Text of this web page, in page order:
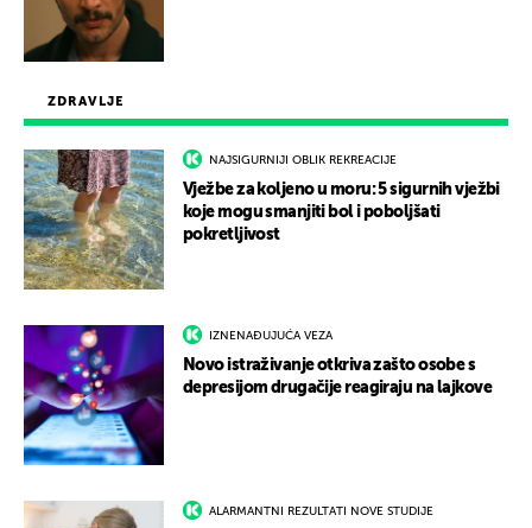
ZDRAVLJE
NAJSIGURNIJI OBLIK REKREACIJE
Vježbe za koljeno u moru: 5 sigurnih vježbi
koje mogu smanjiti bol i poboljšati
pokretljivost
IZNENAĐUJUĆA VEZA
Novo istraživanje otkriva zašto osobe s
depresijom drugačije reagiraju na lajkove
ALARMANTNI REZULTATI NOVE STUDIJE